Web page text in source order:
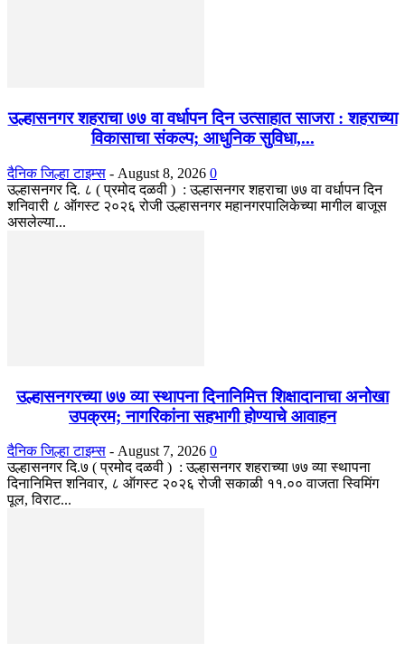
उल्हासनगर शहराचा ७७ वा वर्धापन दिन उत्साहात साजरा : शहराच्या
विकासाचा संकल्प; आधुनिक सुविधा,...
दैनिक जिल्हा टाइम्स - August 8, 2026 0
उल्हासनगर दि. ८ ( प्रमोद दळवी ) : उल्हासनगर शहराचा ७७ वा वर्धापन दिन
शनिवारी ८ ऑगस्ट २०२६ रोजी उल्हासनगर महानगरपालिकेच्या मागील बाजूस
असलेल्या...
उल्हासनगरच्या ७७ व्या स्थापना दिनानिमित्त शिक्षादानाचा अनोखा
उपक्रम; नागरिकांना सहभागी होण्याचे आवाहन
दैनिक जिल्हा टाइम्स - August 7, 2026 0
उल्हासनगर दि.७ ( प्रमोद दळवी ) : उल्हासनगर शहराच्या ७७ व्या स्थापना
दिनानिमित्त शनिवार, ८ ऑगस्ट २०२६ रोजी सकाळी ११.०० वाजता स्विमिंग
पूल, विराट...